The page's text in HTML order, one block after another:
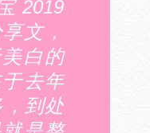
2019
文，
白的
去年
到处